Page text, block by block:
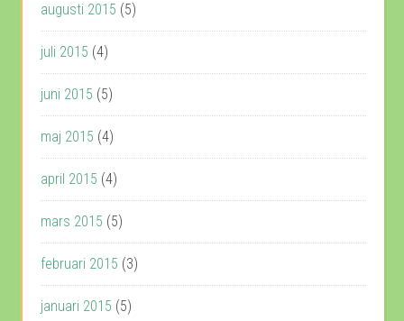
augusti 2015 (5)
juli 2015 (4)
juni 2015 (5)
maj 2015 (4)
april 2015 (4)
mars 2015 (5)
februari 2015 (3)
januari 2015 (5)